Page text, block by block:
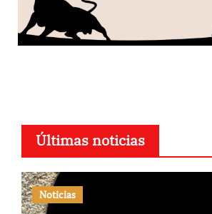
Últimas noticias
Noticias